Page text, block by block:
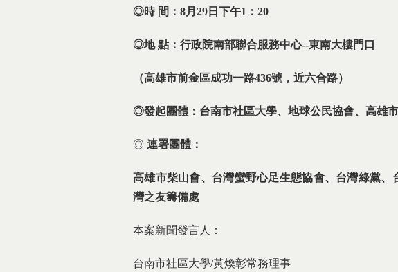
◎時 間： 8月 29 日 下午1 ： 20
◎地 點：行政院南部聯合服務中心--東南大樓門口
（高雄市前金區成功一路436號，近六合路）
◎發起團體：台南市社區大學、地球公民協會、高雄
◎ 連署團體：
高雄市柴山會、台灣蠻野心足生態協會、台灣綠黨
灣之友籌備處
本案新聞發言人：
台南市社區大學/黃煥彰常務理事